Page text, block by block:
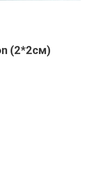
(2*2см)